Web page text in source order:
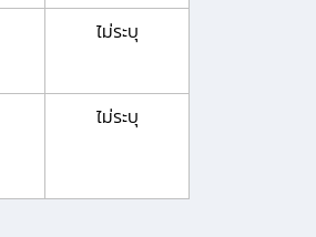
ไม่ระบุ
ไม่ระบุ